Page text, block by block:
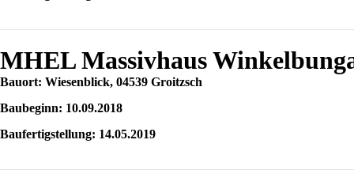
MHEL Massivhaus
Bauort: Wiesenblick, 04539 Groitzsch
Baubeginn: 10.09.2018
Baufertigstellung: 14.05.2019